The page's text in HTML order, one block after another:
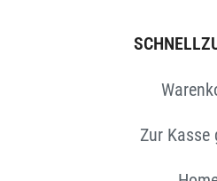
Zur Kasse